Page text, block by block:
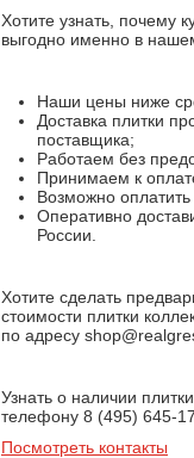
Хотите узнать, почему
выгодно именно в
Наши цены ниже
Доставка плитки
поставщика;
Работаем без
Принимаем к
Возможно оплатить
Оперативно
России.
Хотите сделать
стоимости плитки
по адресу
Узнать о наличии
телефону 8 (495) 645-
Посмотреть контакты